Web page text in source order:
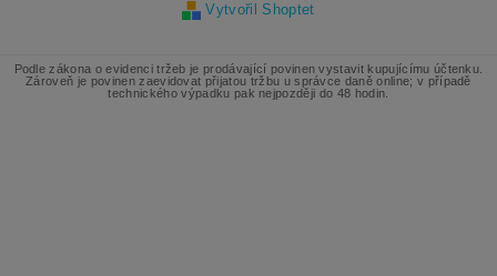
Vytvořil Shoptet
Podle zákona o evidenci tržeb je prodávající povinen vystavit kupujícímu účtenku.
Zároveň je povinen zaevidovat přijatou tržbu u správce daně online; v případě
technického výpadku pak nejpozději do 48 hodin.